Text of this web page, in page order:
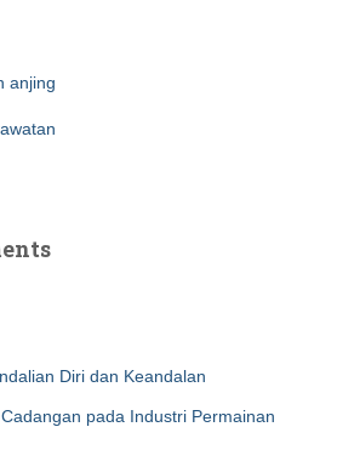
anjing
Diri dan Keandalan
pada Industri Permainan